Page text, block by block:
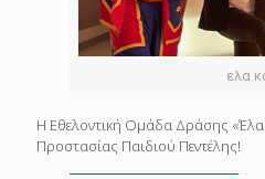
ελα
Η Εθελοντική Ομάδα Δράσης
Προστασίας Παιδιού Πεντέλης!